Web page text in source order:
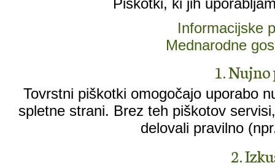
Informacijske
Mednarodne
1.
Tovrstni piškotki omogočajo uporabo
spletne strani. Brez teh piškotov
delovali pravilno
2.